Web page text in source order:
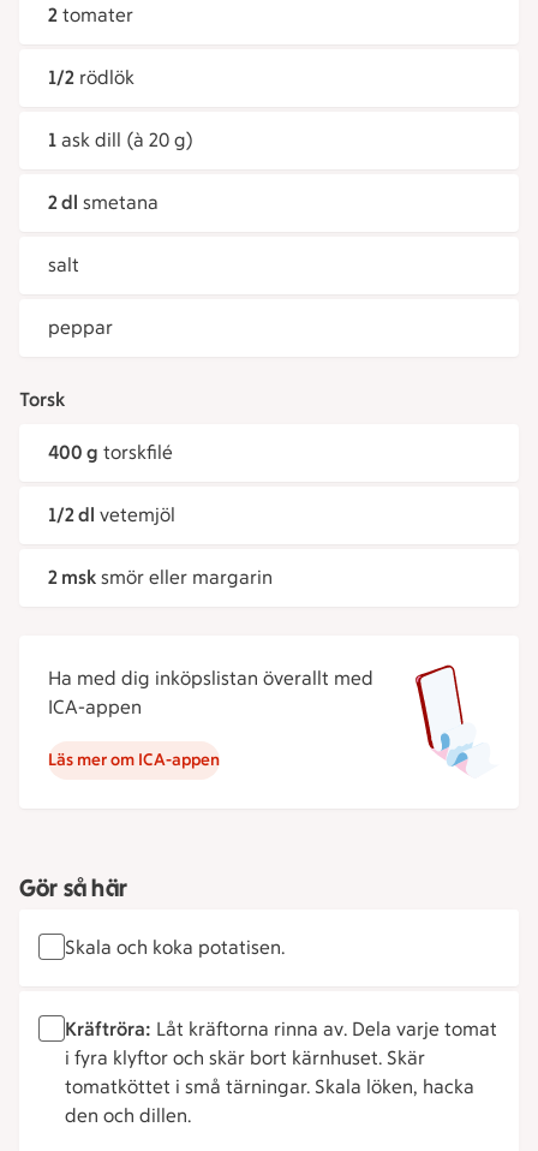
2 tomater
1/2 rödlök
1 ask dill (à 20 g)
2 dl smetana
salt
peppar
Torsk
400 g torskfilé
1/2 dl vetemjöl
2 msk smör eller margarin
Ha med dig inköpslistan överallt med
ICA-appen
Läs mer om ICA-appen
Gör så här
Skala och koka potatisen.
Kräftröra: Låt kräftorna rinna av. Dela varje tomat
i fyra klyftor och skär bort kärnhuset. Skär
tomatköttet i små tärningar. Skala löken, hacka
den och dillen.